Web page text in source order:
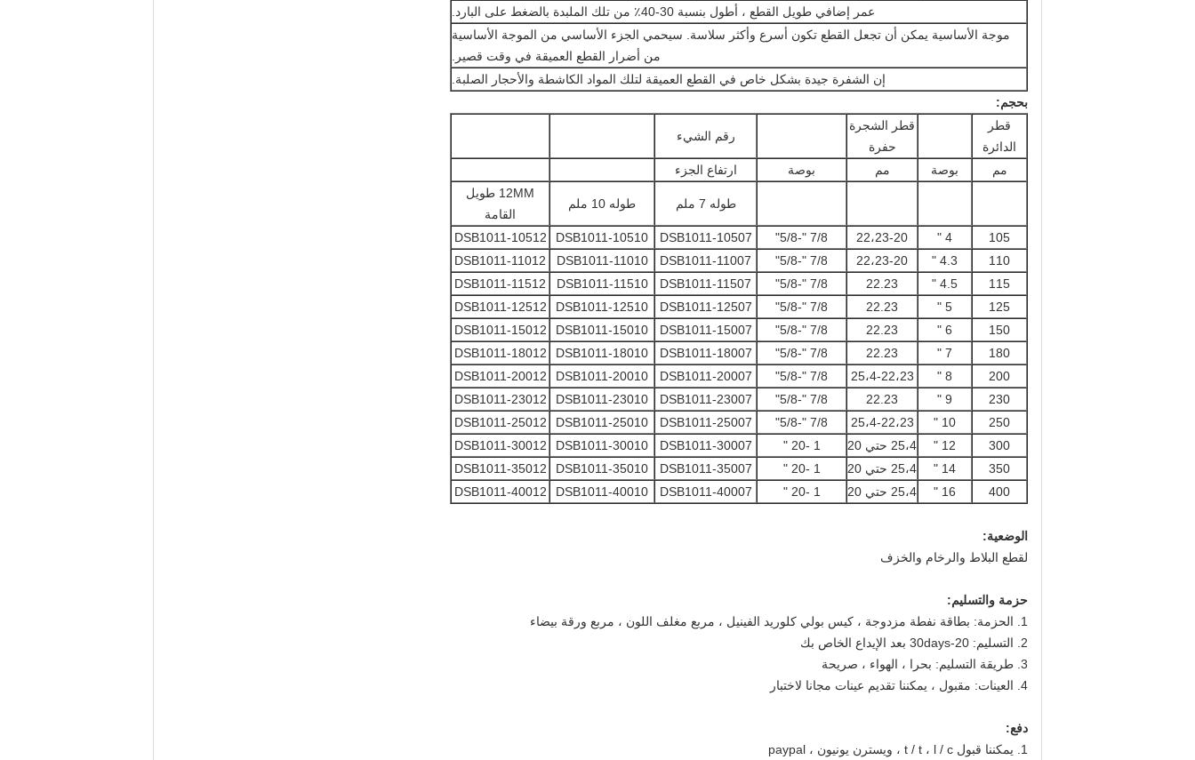
عمر إضافي طويل القطع ، أطول بنسبة 30-40٪ من تلك الملبدة بالضغط على البارد.
موجة الأساسية يمكن أن تجعل القطع تكون أسرع وأكثر سلاسة. سيحمي الجزء الأساسي من الموجة الأساسية
من أضرار القطع العميقة في وقت قصير.
إن الشفرة جيدة بشكل خاص في القطع العميقة لتلك المواد الكاشطة والأحجار الصلبة.
بحجم:
قطر
الدائرة
قطر الشجرة
حفرة
رقم الشيء
مم بوصة مم بوصة ارتفاع الجزء
طوله 7 ملم طوله 10 ملم
12MM طويل
القامة
105
4 " 22،23-20 7/8 "-5/8"
DSB1011-10507
DSB1011-10510
DSB1011-10512
110
4.3 " 22،23-20 7/8 "-5/8"
DSB1011-11007
DSB1011-11010
DSB1011-11012
115
4.5 "
22.23
7/8 "-5/8"
DSB1011-11507
DSB1011-11510
DSB1011-11512
125
5 "
22.23
7/8 "-5/8"
DSB1011-12507
DSB1011-12510
DSB1011-12512
150
6 "
22.23
7/8 "-5/8"
DSB1011-15007
DSB1011-15010
DSB1011-15012
180
7 "
22.23
7/8 "-5/8"
DSB1011-18007
DSB1011-18010
DSB1011-18012
200
8 " 25،4-22،23 7/8 "-5/8"
DSB1011-20007
DSB1011-20010
DSB1011-20012
230
9 "
22.23
7/8 "-5/8"
DSB1011-23007
DSB1011-23010
DSB1011-23012
250
10 " 25،4-22،23 7/8 "-5/8"
DSB1011-25007
DSB1011-25010
DSB1011-25012
300
12 " 25،4 حتي 20 1 -20 "
DSB1011-30007
DSB1011-30010
DSB1011-30012
350
14 " 25،4 حتي 20 1 -20 "
DSB1011-35007
DSB1011-35010
DSB1011-35012
400
16 " 25،4 حتي 20 1 -20 "
DSB1011-40007
DSB1011-40010
DSB1011-40012
الوضعية:
لقطع البلاط والرخام والخزف
حزمة والتسليم:
1. الحزمة: بطاقة نفطة مزدوجة ، كيس بولي كلوريد الفينيل ، مربع مغلف اللون ، مربع ورقة بيضاء
2. التسليم: 20-30days بعد الإيداع الخاص بك
3. طريقة التسليم: بحرا ، الهواء ، صريحة
4. العينات: مقبول ، يمكننا تقديم عينات مجانا لاختبار
دفع:
1. يمكننا قبول t / t ، l / c ، ويسترن يونيون ، paypal